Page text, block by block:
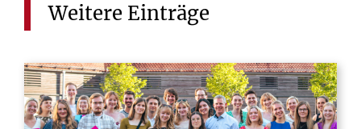
Weitere Einträge